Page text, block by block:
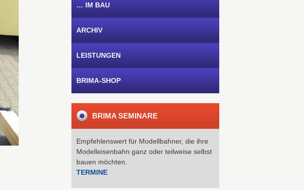
… IM BAU
ARCHIV
LEISTUNGEN
BRIMA-SHOP
BRIMA SEMINARE
Empfehlenswert für Modellbahner, die ihre
Modelleisenbahn ganz oder teilweise selbst
bauen möchten.
TERMINE